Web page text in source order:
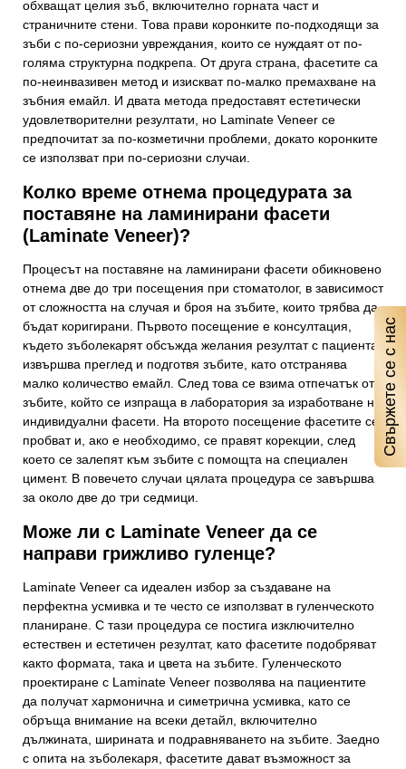
Свържете се с нас
обхващат целия зъб, включително горната част и
страничните стени. Това прави коронките по-подходящи за
зъби с по-сериозни увреждания, които се нуждаят от по-
голяма структурна подкрепа. От друга страна, фасетите са
по-неинвазивен метод и изискват по-малко премахване на
зъбния емайл. И двата метода предоставят естетически
удовлетворителни резултати, но Laminate Veneer се
предпочитат за по-козметични проблеми, докато коронките
се използват при по-сериозни случаи.
Колко време отнема процедурата за
поставяне на ламинирани фасети
(Laminate Veneer)?
Процесът на поставяне на ламинирани фасети обикновено
отнема две до три посещения при стоматолог, в зависимост
от сложността на случая и броя на зъбите, които трябва да
бъдат коригирани. Първото посещение е консултация,
където зъболекарят обсъжда желания резултат с пациента,
извършва преглед и подготвя зъбите, като отстранява
малко количество емайл. След това се взима отпечатък от
зъбите, който се изпраща в лаборатория за изработване на
индивидуални фасети. На второто посещение фасетите се
пробват и, ако е необходимо, се правят корекции, след
което се залепят към зъбите с помощта на специален
цимент. В повечето случаи цялата процедура се завършва
за около две до три седмици.
Може ли с Laminate Veneer да се
направи грижливо гуленце?
Laminate Veneer са идеален избор за създаване на
перфектна усмивка и те често се използват в гуленческото
планиране. С тази процедура се постига изключително
естествен и естетичен резултат, като фасетите подобряват
както формата, така и цвета на зъбите. Гуленческото
проектиране с Laminate Veneer позволява на пациентите
да получат хармонична и симетрична усмивка, като се
обръща внимание на всеки детайл, включително
дължината, ширината и подравняването на зъбите. Заедно
с опита на зъболекаря, фасетите дават възможност за